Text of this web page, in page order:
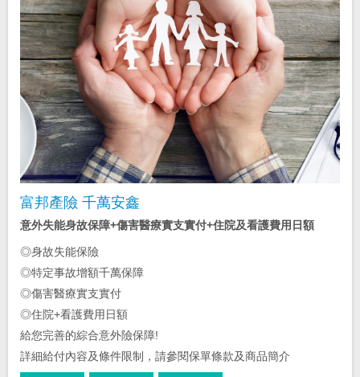
富邦產險 千萬安鑫
意外失能身故保障+傷害醫療實支實付+住院及看護費用日額
◎身故失能保險
◎特定事故增額千萬保障
◎傷害醫療實支實付
◎住院+看護費用日額
給您完善的綜合意外險保障!
詳細給付內容及條件限制，請參閱保單條款及商品簡介